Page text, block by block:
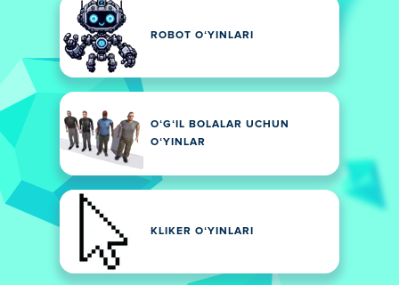
ROBOT OʻYINLARI
OʻGʻIL BOLALAR UCHUN
OʻYINLAR
KLIKER OʻYINLARI